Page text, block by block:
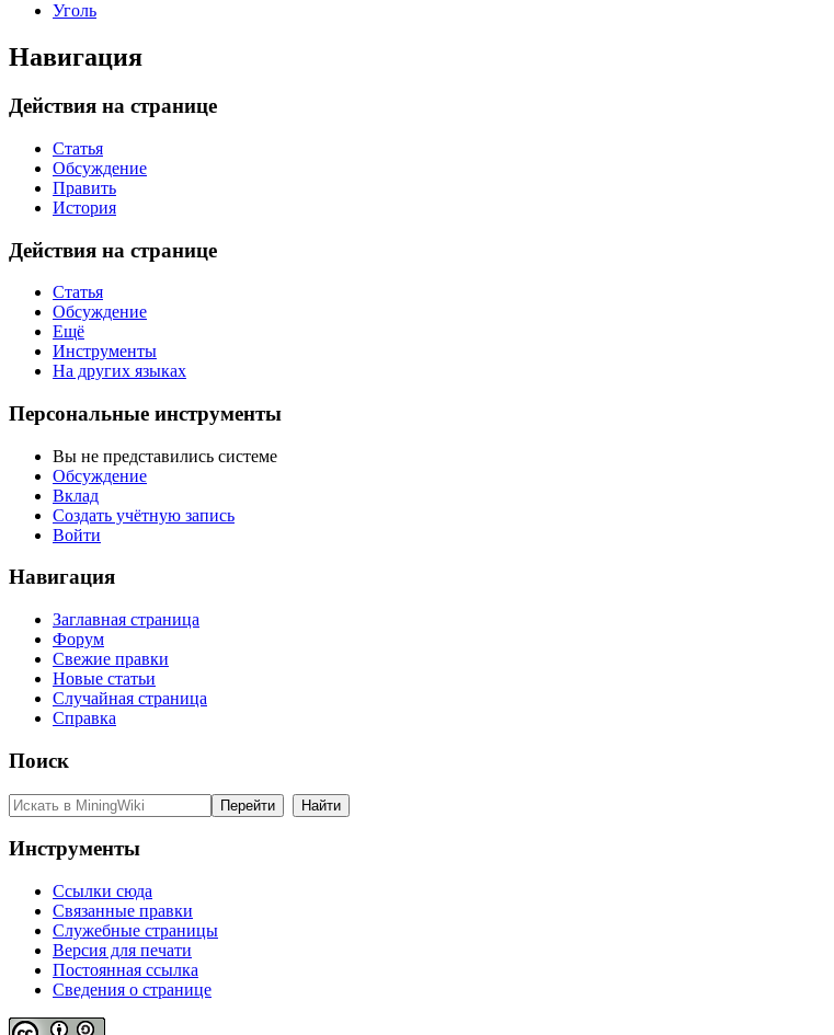
Уголь
Навигация
Действия на странице
Статья
Обсуждение
Править
История
Действия на странице
Статья
Обсуждение
Ещё
Инструменты
На других языках
Персональные инструменты
Вы не представились системе
Обсуждение
Вклад
Создать учётную запись
Войти
Навигация
Заглавная страница
Форум
Свежие правки
Новые статьи
Случайная страница
Справка
Поиск
Инструменты
Ссылки сюда
Связанные правки
Служебные страницы
Версия для печати
Постоянная ссылка
Сведения о странице